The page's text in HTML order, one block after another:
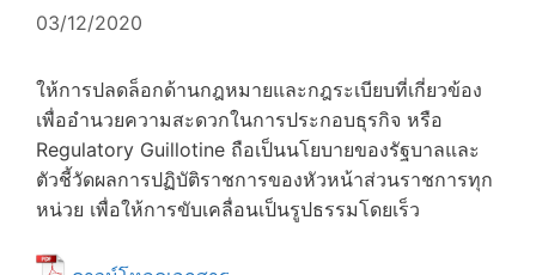
03/12/2020
ให้การปลดล็อกด้านกฎหมายและกฎระเบียบที่เกี่ยวข้อง
เพื่ออำนวยความสะดวกในการประกอบธุรกิจ หรือ
Regulatory Guillotine ถือเป็นนโยบายของรัฐบาลและ
ตัวชี้วัดผลการปฏิบัติราชการของหัวหน้าส่วนราชการทุก
หน่วย เพื่อให้การขับเคลื่อนเป็นรูปธรรมโดยเร็ว